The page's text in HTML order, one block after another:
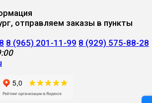
отправляем заказы в пункты
8 (965) 201-11-99 8 (929) 575-88-28